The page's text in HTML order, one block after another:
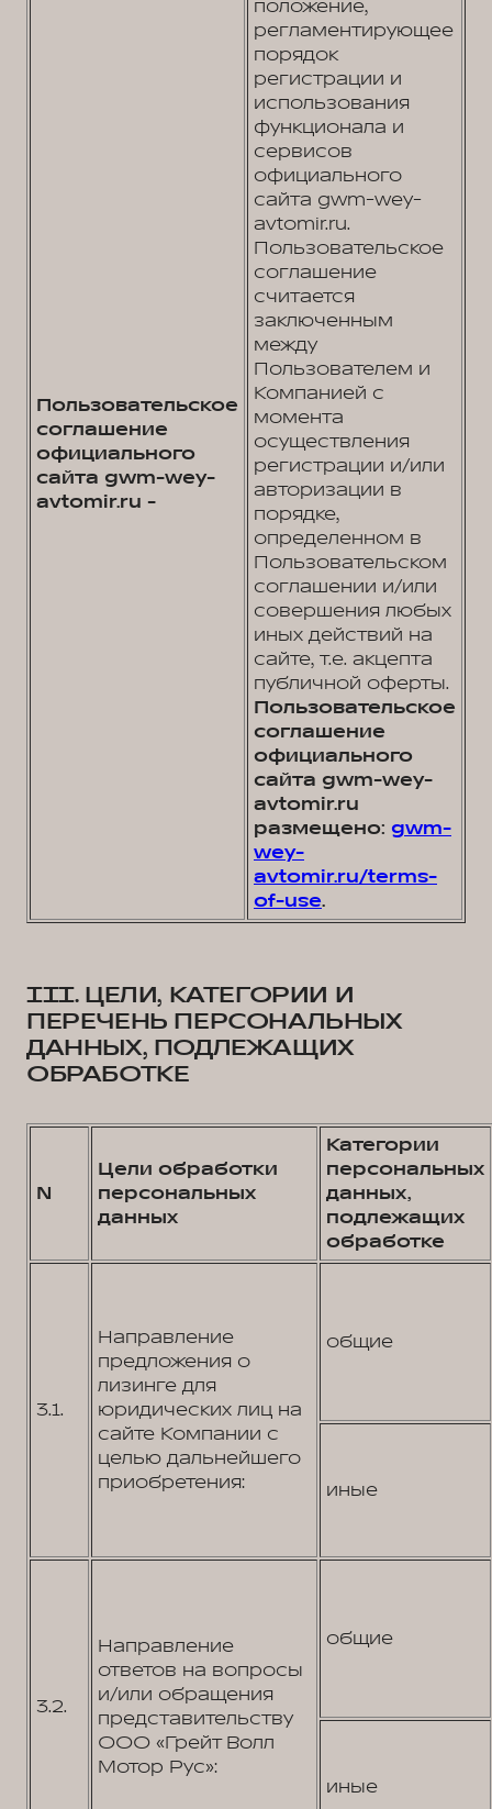
Пользовательское
соглашение
официального
сайта gwm-wey-
avtomir.ru -
положение,
регламентирующее
порядок
регистрации и
использования
функционала и
сервисов
официального
сайта gwm-wey-
avtomir.ru.
Пользовательское
соглашение
считается
заключенным
между
Пользователем и
Компанией с
момента
осуществления
регистрации и/или
авторизации в
порядке,
определенном в
Пользовательском
соглашении и/или
совершения любых
иных действий на
сайте, т.е. акцепта
публичной оферты.
Пользовательское
соглашение
официального
сайта gwm-wey-
avtomir.ru
размещено: gwm-
wey-
avtomir.ru/terms-
of-use.
III. ЦЕЛИ, КАТЕГОРИИ И
ПЕРЕЧЕНЬ ПЕРСОНАЛЬНЫХ
ДАННЫХ, ПОДЛЕЖАЩИХ
ОБРАБОТКЕ
N
Цели обработки
персональных
данных
Категории
персональных
данных,
подлежащих
обработке
3.1.
Направление
предложения о
лизинге для
юридических лиц на
сайте Компании с
целью дальнейшего
приобретения:
общие
иные
3.2.
Направление
ответов на вопросы
и/или обращения
представительству
ООО «Грейт Волл
Мотор Рус»:
общие
иные